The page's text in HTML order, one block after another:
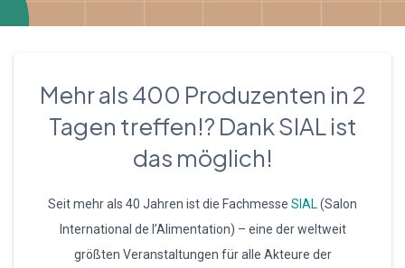
Mehr als 400 Produzenten in 2
Tagen treffen!? Dank SIAL ist
das möglich!
Seit mehr als 40 Jahren ist die Fachmesse SIAL (Salon
International de l’Alimentation) – eine der weltweit
größten Veranstaltungen für alle Akteure der